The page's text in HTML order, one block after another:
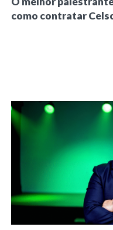
como contratar